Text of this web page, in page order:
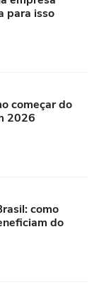
para isso
começar do
2026
como
do